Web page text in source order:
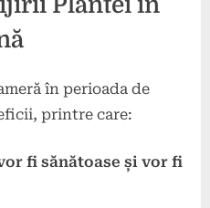
în perioada de
printre care:
fi sănătoase și vor fi